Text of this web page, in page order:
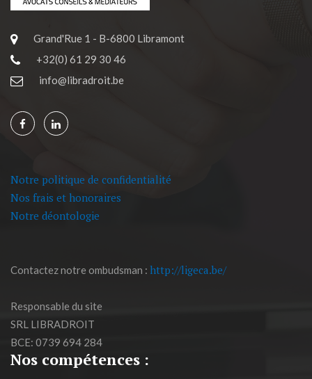
Grand'Rue 1 - B-6800 Libramont
+32(0) 61 29 30 46
info@libradroit.be
Notre politique de confidentialité
Nos frais et honoraires
Notre déontologie
Contactez notre ombudsman : http://ligeca.be/
Responsable du site
SRL LIBRADROIT
BCE: 0739 694 284
Nos compétences :